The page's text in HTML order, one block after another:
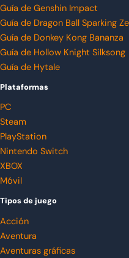
Guía de Genshin Impact
Guía de Dragon Ball Sparking
Guía de Donkey Kong Bananza
Guía de Hollow Knight Silksong
Guía de Hytale
Plataformas
PC
Steam
PlayStation
Nintendo Switch
XBOX
Móvil
Tipos de juego
Acción
Aventura
Aventuras gráficas